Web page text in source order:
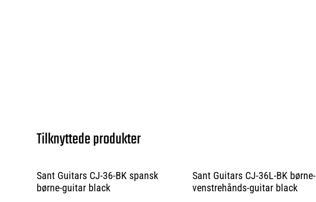
Tilknyttede produkter
Sant Guitars CJ-36-BK spansk
børne-guitar black
Sant Guitars CJ-36L-BK børne-
venstrehånds-guitar black